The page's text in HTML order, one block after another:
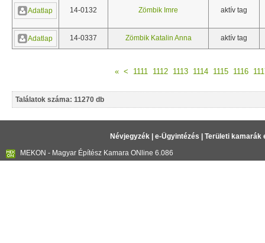
Adatlap 14-0132 Zömbik Imre aktív tag
Adatlap 14-0337 Zömbik Katalin Anna aktív tag
« < 1111 1112 1113 1114 1115 1116
Találatok száma: 11270 db
Névjegyzék| e-Ügyintézés
Területi kamarák
MEKON - Magyar Építész Kamara ONline 6.086